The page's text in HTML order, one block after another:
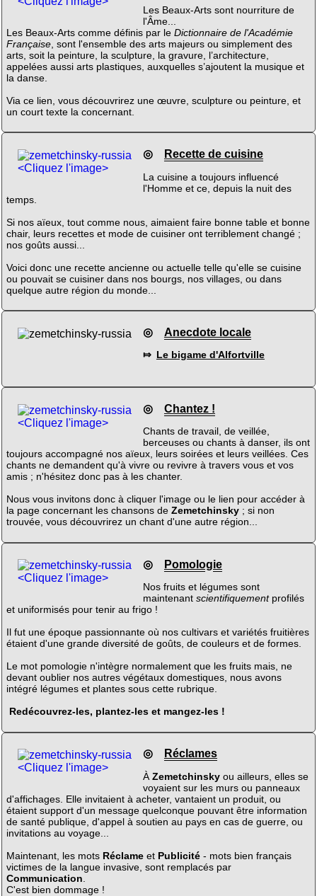
Les Beaux-Arts sont nourriture de
l'Âme...
Les Beaux-Arts comme définis par le Dictionnaire de l'Académie
Française, sont l'ensemble des arts majeurs ou simplement des
arts, soit la peinture, la sculpture, la gravure, l’architecture,
appelées aussi arts plastiques, auxquelles s’ajoutent la musique et
la danse.
Via ce lien, vous découvrirez une œuvre, sculpture ou peinture, et
un court texte la concernant.
<Cliquez l'image>
◎ Recette de cuisine
La cuisine a toujours influencé
l'Homme et ce, depuis la nuit des
temps.
Si nos aïeux, tout comme nous, aimaient faire bonne table et bonne
chair, leurs recettes et mode de cuisiner ont terriblement changé ;
nos goûts aussi...
Voici donc une recette ancienne ou actuelle telle qu'elle se cuisine
ou pouvait se cuisiner dans nos bourgs, nos villages, ou dans
quelque autre région du monde...
◎ Anecdote locale
⤇ Le bigame d'Alfortville
<Cliquez l'image>
◎ Chantez !
Chants de travail, de veillée,
berceuses ou chants à danser, ils ont
toujours accompagné nos aïeux, leurs soirées et leurs veillées. Ces
chants ne demandent qu'à vivre ou revivre à travers vous et vos
amis ; n'hésitez donc pas à les chanter.
Nous vous invitons donc à cliquer l'image ou le lien pour accéder à
la page concernant les chansons de Zemetchinsky; si non
trouvée, vous découvrirez un chant d'une autre région...
<Cliquez l'image>
◎ Pomologie
Nos fruits et légumes sont
maintenant scientifiquementprofilés
et uniformisés pour tenir au frigo !
Il fut une époque passionnante où nos cultivars et variétés fruitières
étaient d'une grande diversité de goûts, de couleurs et de formes.
Le mot pomologie n'intègre normalement que les fruits mais, ne
devant oublier nos autres végétaux domestiques, nous avons
intégré légumes et plantes sous cette rubrique.
Redécouvrez-les, plantez-les et mangez-les !
<Cliquez l'image>
◎ Réclames
À Zemetchinskyou ailleurs, elles se
voyaient sur les murs ou panneaux
d'affichages. Elle invitaient à acheter, vantaient un produit, ou
étaient support d'un message quelconque pouvant être information
de santé publique, d'appel à soutien au pays en cas de guerre, ou
invitations au voyage...
Maintenant, les mots Réclameet Publicité- mots bien français
victimes de la langue invasive, sont remplacés par
Communication
C'est bien dommage !